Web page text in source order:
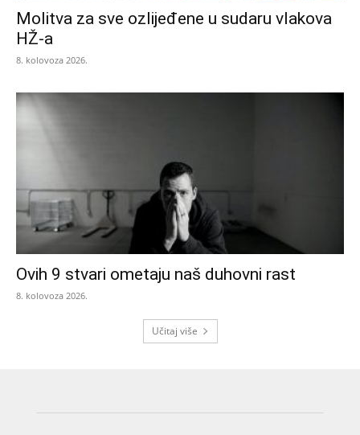
Molitva za sve ozlijeđene u sudaru vlakova
HŽ-a
8. kolovoza 2026.
Ovih 9 stvari ometaju naš duhovni rast
8. kolovoza 2026.
Učitaj više